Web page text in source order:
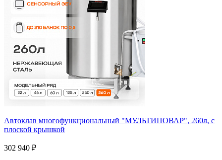
Автоклав многофункциональный "МУЛЬТИПОВАР", 260л, с
плоской крышкой
302 940 ₽